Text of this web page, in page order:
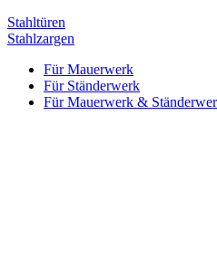
Stahltüren
Stahlzargen
Für Mauerwerk
Für Ständerwerk
Für Mauerwerk &